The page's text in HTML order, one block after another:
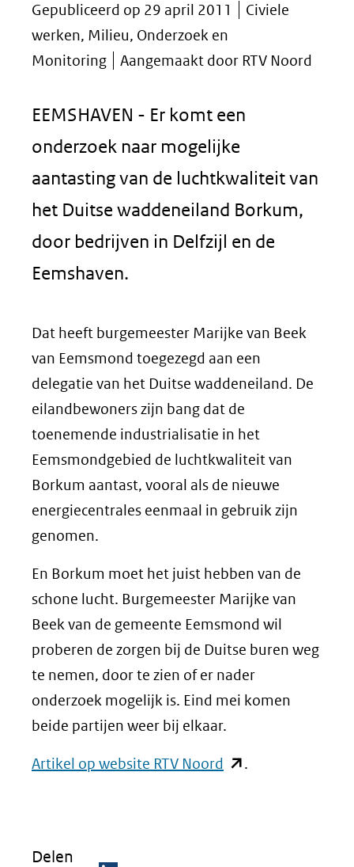
Gepubliceerd op 29 april 2011
Civiele
werken, Milieu, Onderzoek en
Monitoring
Aangemaakt door RTV Noord
EEMSHAVEN - Er komt een
onderzoek naar mogelijke
aantasting van de luchtkwaliteit van
het Duitse waddeneiland Borkum,
door bedrijven in Delfzijl en de
Eemshaven.
Dat heeft burgemeester Marijke van Beek
van Eemsmond toegezegd aan een
delegatie van het Duitse waddeneiland. De
eilandbewoners zijn bang dat de
toenemende industrialisatie in het
Eemsmondgebied de luchtkwaliteit van
Borkum aantast, vooral als de nieuwe
energiecentrales eenmaal in gebruik zijn
genomen.
En Borkum moet het juist hebben van de
schone lucht. Burgemeester Marijke van
Beek van de gemeente Eemsmond wil
proberen de zorgen bij de Duitse buren weg
te nemen, door te zien of er nader
onderzoek mogelijk is. Eind mei komen
beide partijen weer bij elkaar.
Artikel op website RTV Noord (opent
.
Delen